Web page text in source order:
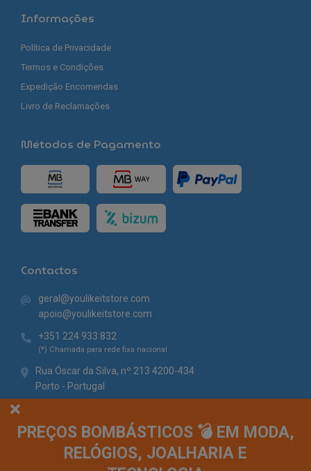
PREÇOS BOMBÁSTICOS 💣 EM MODA,
RELÓGIOS, JOALHARIA E
Informações
Política de Privacidade
Termos e Condições
Expedição Encomendas
Livro de Reclamações
Métodos de Pagamento
Contactos
geral@youlikeitstore.com
apoio@youlikeitstore.com
+351 224 933 832
(*) Chamada para rede fixa nacional
Rua Óscar da Silva, nº 213 4200-434
Porto - Portugal